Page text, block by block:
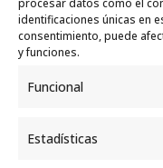
procesar datos como el
identificaciones únicas en
consentimiento, puede
y funciones.
Funcional
Estadísticas
Internacional 10